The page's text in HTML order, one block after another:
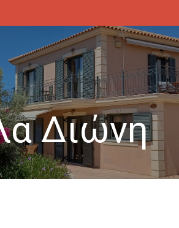
Διώνη